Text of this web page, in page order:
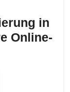
in
Online-